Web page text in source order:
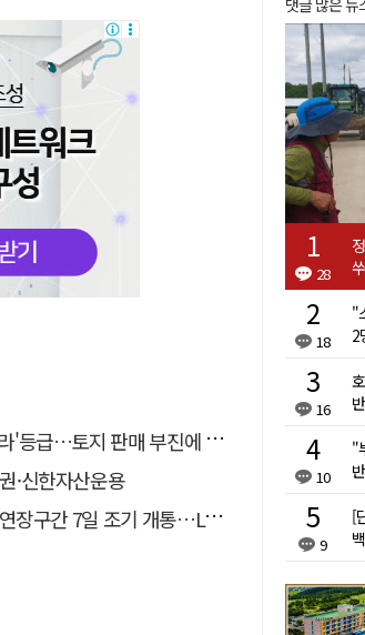
판매 부진에 1년 만에 두 단계 '뚝'
·신한자산운용
조기 개통…LA 메트로 사업 지원
댓글 많은 뉴
28
18
"
2
16
10
"
9
[